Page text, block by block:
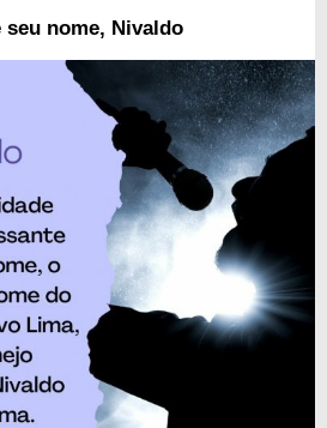
nome, Nivaldo